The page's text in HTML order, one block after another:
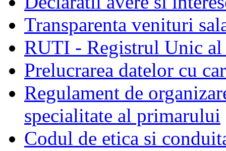
Transparenta venituri
RUTI - Registrul Unic al
Prelucrarea datelor cu
Regulament de
specialitate al primarului
Codul de etica si